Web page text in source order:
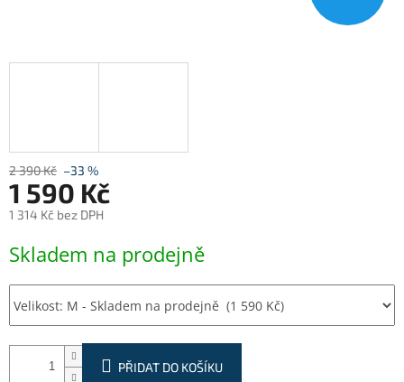
2 390 Kč –33 %
1 590 Kč
1 314 Kč bez DPH
cena:
Skladem na prodejně
PŘIDAT DO KOŠÍKU